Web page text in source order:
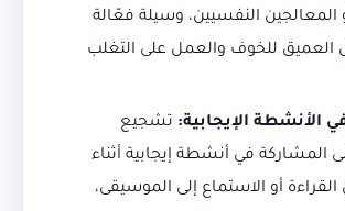
المعالجين النفسيين، وسيلة فعّالة
العميق للخوف والعمل على التغلب
الأنشطة الإيجابية: تشجيع
في أنشطة إيجابية أثناء
القراءة أو الاستماع إلى الموسيقى،